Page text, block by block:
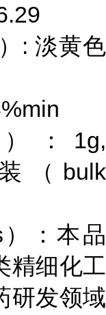
: 淡黄色
：1g,
（bulk
：本品
精细化工
研发领域